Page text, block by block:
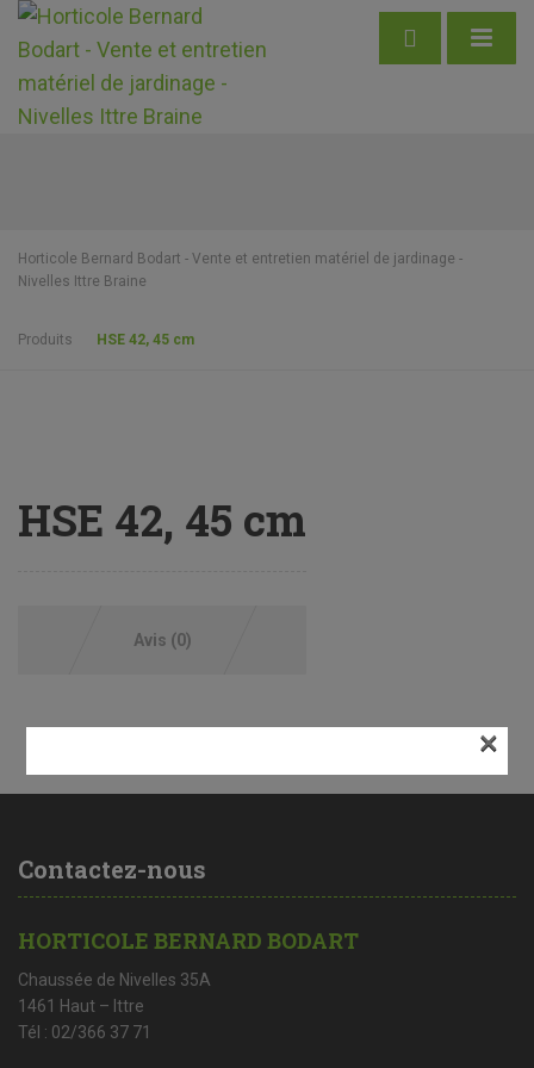
Horticole Bernard Bodart - Vente et entretien matériel de jardinage -
Nivelles Ittre Braine
Produits HSE 42, 45 cm
HSE 42, 45 cm
Avis (0)
Contactez-nous
HORTICOLE BERNARD BODART
Chaussée de Nivelles 35A
1461 Haut – Ittre
Tél : 02/366 37 71
×